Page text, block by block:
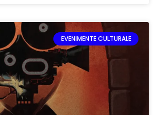
EVENIMENTE CULTURALE